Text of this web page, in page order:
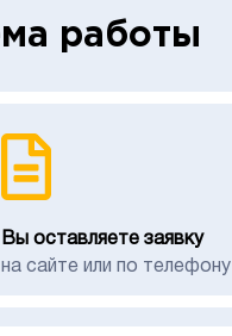
работы
Вы оставляете заявку
на сайте или по телефону